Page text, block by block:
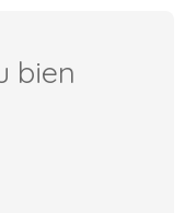
bien